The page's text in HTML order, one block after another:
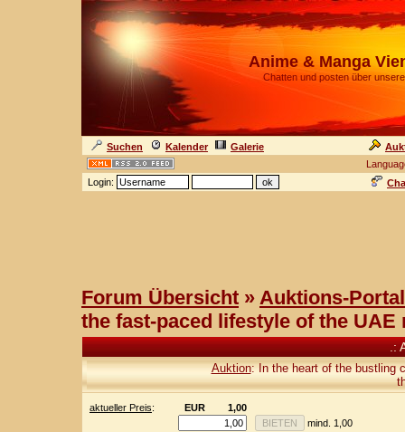
Anime & Manga
Chatten und posten über
Suchen Kalender Galerie
Login:
Forum Übersicht » Auktions-Portal
the fast-paced lifestyle of the UAE
.:
Auktion: In the heart of the bustling
aktueller Preis: EUR
1,00
mind. 1,00